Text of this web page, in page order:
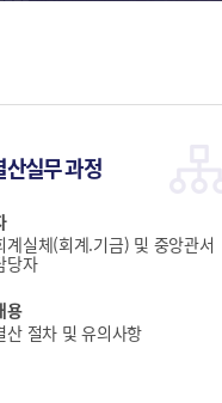
실무 과정
계실체(회계.기금) 및 중앙관서
당자
용
산 절차 및 유의사항